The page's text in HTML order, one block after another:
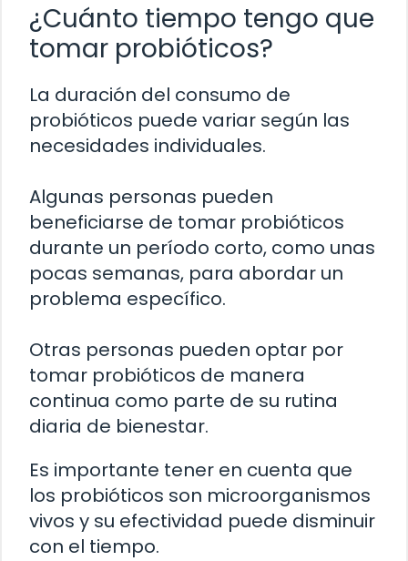
¿Cuánto tiempo tengo que
tomar probióticos?
La duración del consumo de
probióticos puede variar según las
necesidades individuales.
Algunas personas pueden
beneficiarse de tomar probióticos
durante un período corto, como unas
pocas semanas, para abordar un
problema específico.
Otras personas pueden optar por
tomar probióticos de manera
continua como parte de su rutina
diaria de bienestar.
Es importante tener en cuenta que
los probióticos son microorganismos
vivos y su efectividad puede disminuir
con el tiempo.